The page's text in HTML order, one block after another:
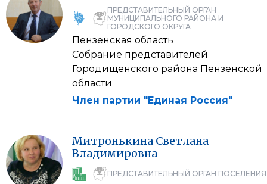
ПРЕДСТАВИТЕЛЬНЫЙ ОРГАН
МУНИЦИПАЛЬНОГО РАЙОНА И
ГОРОДСКОГО ОКРУГА
Пензенская область
Собрание представителей
Городищенского района Пензенской
области
Член партии "Единая Россия"
Митронькина Светлана
Владимировна
ПРЕДСТАВИТЕЛЬНЫЙ ОРГАН ПОСЕЛЕНИЯ